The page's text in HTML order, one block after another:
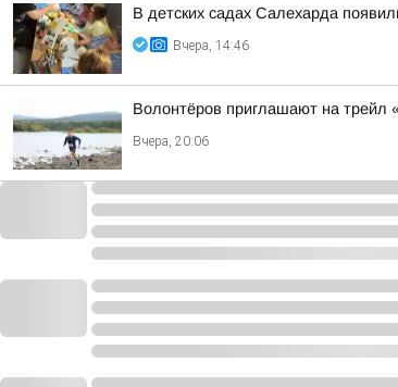
В детских садах Салехарда
Вчера, 14:46
Волонтёров приглашают на трейл
Вчера, 20:06